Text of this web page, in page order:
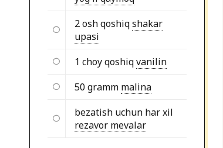
2 osh qoshiqshakar
upasi
1 choy qoshiqvanilin
50 gramm malina
bezatish uchun har xil
rezavor mevalar